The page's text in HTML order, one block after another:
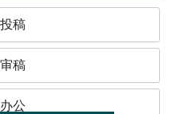
稿
稿
公